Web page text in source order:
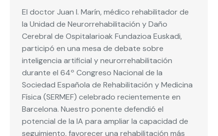
El doctor Juan I. Marín, médico rehabilitador de
la Unidad de Neurorrehabilitación y Daño
Cerebral de Ospitalarioak Fundazioa Euskadi,
participó en una mesa de debate sobre
inteligencia artificial y neurorrehabilitación
durante el 64º Congreso Nacional de la
Sociedad Española de Rehabilitación y Medicina
Física (SERMEF) celebrado recientemente en
Barcelona. Nuestro ponente defendió el
potencial de la IA para ampliar la capacidad de
seguimiento, favorecer una rehabilitación más